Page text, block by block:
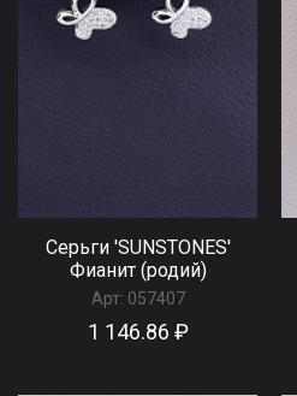
Серьги 'SUNSTONES'
Фианит (родий)
Арт: 057407
1 146.86 ₽